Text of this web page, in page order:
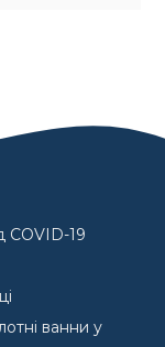
COVID-19
ванни у